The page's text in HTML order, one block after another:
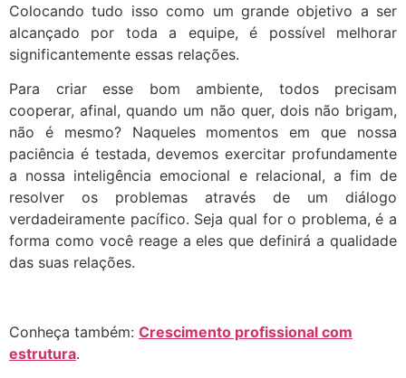
Colocando tudo isso como um grande objetivo a ser
alcançado por toda a equipe, é possível melhorar
significantemente essas relações.
Para criar esse bom ambiente, todos precisam
cooperar, afinal, quando um não quer, dois não brigam,
não é mesmo? Naqueles momentos em que nossa
paciência é testada, devemos exercitar profundamente
a nossa inteligência emocional e relacional, a fim de
resolver os problemas através de um diálogo
verdadeiramente pacífico. Seja qual for o problema, é a
forma como você reage a eles que definirá a qualidade
das suas relações.
Conheça também: Crescimento profissional com
estrutura.